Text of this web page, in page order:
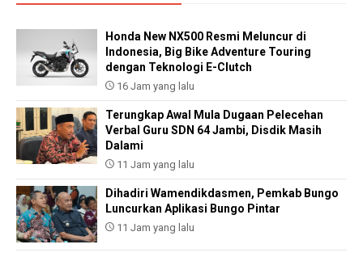
Honda New NX500 Resmi Meluncur di
Indonesia, Big Bike Adventure Touring
dengan Teknologi E-Clutch
16 Jam yang lalu
Terungkap Awal Mula Dugaan Pelecehan
Verbal Guru SDN 64 Jambi, Disdik Masih
Dalami
11 Jam yang lalu
Dihadiri Wamendikdasmen, Pemkab Bungo
Luncurkan Aplikasi Bungo Pintar
11 Jam yang lalu